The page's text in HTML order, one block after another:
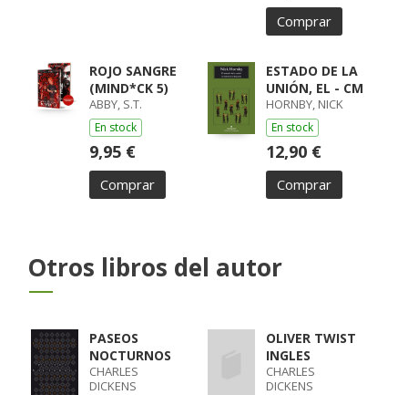
Comprar
ROJO SANGRE
(MIND*CK 5)
ABBY, S.T.
En stock
9,95 €
Comprar
ESTADO DE LA
UNIÓN, EL - CM
HORNBY, NICK
En stock
12,90 €
Comprar
Otros libros del autor
PASEOS
NOCTURNOS
CHARLES
DICKENS
OLIVER TWIST
INGLES
CHARLES
DICKENS